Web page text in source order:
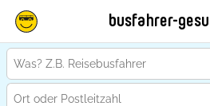
busfahrer-